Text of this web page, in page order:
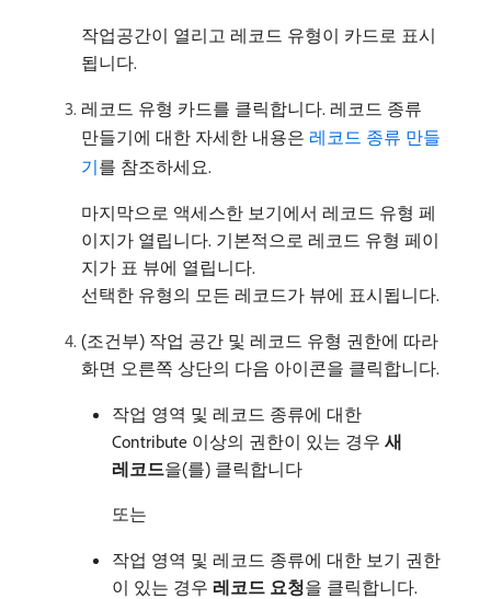
작업공간이 열리고 레코드 유형이 카드로 표시
됩니다.
레코드 유형 카드를 클릭합니다. 레코드 종류
만들기에 대한 자세한 내용은 레코드 종류 만들
기를 참조하세요.
마지막으로 액세스한 보기에서 레코드 유형 페
이지가 열립니다. 기본적으로 레코드 유형 페이
지가 표 뷰에 열립니다.
선택한 유형의 모든 레코드가 뷰에 표시됩니다.
(조건부) 작업 공간 및 레코드 유형 권한에 따라
화면 오른쪽 상단의 다음 아이콘을 클릭합니다.
작업 영역 및 레코드 종류에 대한
Contribute 이상의 권한이 있는 경우 새
레코드​을(를) 클릭합니다
또는
작업 영역 및 레코드 종류에 대한 보기 권한
이 있는 경우 레코드 요청​을 클릭합니다.